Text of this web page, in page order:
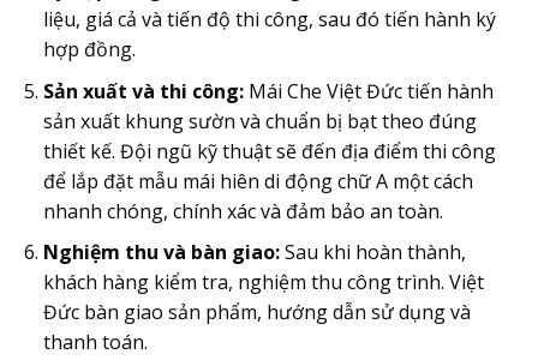
liệu, giá cả và tiến độ thi công, sau đó tiến hành ký
hợp đồng.
Sản xuất và thi công:Mái Che Việt Đức tiến hành
sản xuất khung sườn và chuẩn bị bạt theo đúng
thiết kế. Đội ngũ kỹ thuật sẽ đến địa điểm thi công
để lắp đặt mẫu mái hiên di động chữ A một cách
nhanh chóng, chính xác và đảm bảo an toàn.
Nghiệm thu và bàn giao:Sau khi hoàn thành,
khách hàng kiểm tra, nghiệm thu công trình. Việt
Đức bàn giao sản phẩm, hướng dẫn sử dụng và
thanh toán.